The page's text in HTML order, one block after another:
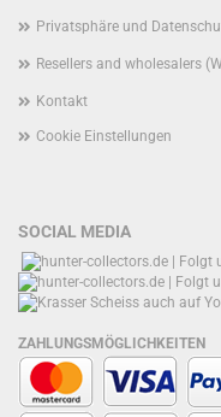
Privatsphäre und
Resellers and wholesalers
Kontakt
Cookie Einstellungen
SOCIAL MEDIA
ZAHLUNGSMÖGLICHKEITEN